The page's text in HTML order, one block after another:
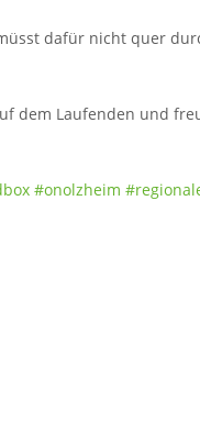
dafür nicht quer
dem Laufenden und
#onolzheim